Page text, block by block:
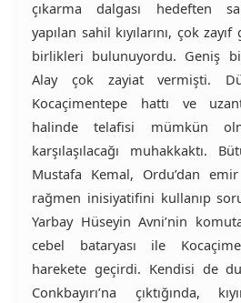
çıkarma dalgası hedeften
yapılan sahil kıyılarını, çok
birlikleri bulunuyordu. Geniş
Alay çok zayiat vermişti.
Kocaçimentepe hattı ve
halinde telafisi mümkün
karşılaşılacağı muhakkaktı.
Mustafa Kemal, Ordu’dan
rağmen inisiyatifini kullanıp
Yarbay Hüseyin Avni’nin
cebel bataryası ile
harekete geçirdi. Kendisi de
Conkbayırı’na çıktığında,